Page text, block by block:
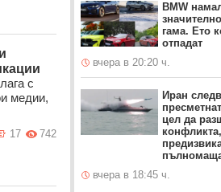
с
медии,
742
17
BMW
гама. Ето
отпадат
вчера в 20:20 ч.
Иран
цел да
вчера в 18:45 ч.